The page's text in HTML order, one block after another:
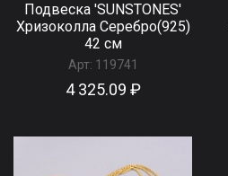
Подвеска 'SUNSTONES'
Хризоколла Серебро(925)
42 см
Арт: 119741
4 325.09 ₽